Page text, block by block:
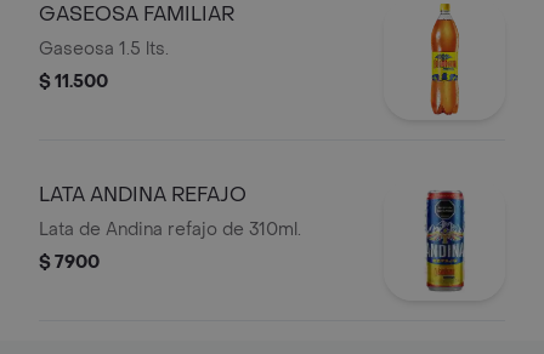
GASEOSA FAMILIAR
Gaseosa 1.5 lts.
$ 11.500
LATA ANDINA REFAJO
Lata de Andina refajo de 310ml.
$ 7900